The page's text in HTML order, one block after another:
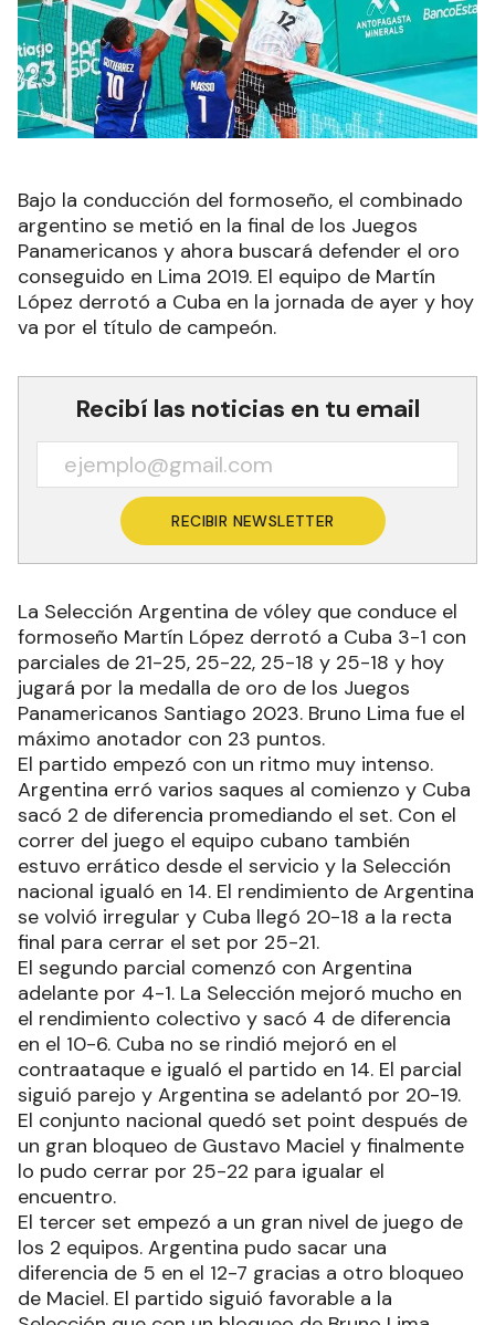
Bajo la conducción del formoseño, el combinado
argentino se metió en la final de los Juegos
Panamericanos y ahora buscará defender el oro
conseguido en Lima 2019. El equipo de Martín
López derrotó a Cuba en la jornada de ayer y hoy
va por el título de campeón.
Recibí las noticias en tu email
RECIBIR NEWSLETTER
La Selección Argentina de vóley que conduce el
formoseño Martín López derrotó a Cuba 3-1 con
parciales de 21-25, 25-22, 25-18 y 25-18 y hoy
jugará por la medalla de oro de los Juegos
Panamericanos Santiago 2023. Bruno Lima fue el
máximo anotador con 23 puntos.
El partido empezó con un ritmo muy intenso.
Argentina erró varios saques al comienzo y Cuba
sacó 2 de diferencia promediando el set. Con el
correr del juego el equipo cubano también
estuvo errático desde el servicio y la Selección
nacional igualó en 14. El rendimiento de Argentina
se volvió irregular y Cuba llegó 20-18 a la recta
final para cerrar el set por 25-21.
El segundo parcial comenzó con Argentina
adelante por 4-1. La Selección mejoró mucho en
el rendimiento colectivo y sacó 4 de diferencia
en el 10-6. Cuba no se rindió mejoró en el
contraataque e igualó el partido en 14. El parcial
siguió parejo y Argentina se adelantó por 20-19.
El conjunto nacional quedó set point después de
un gran bloqueo de Gustavo Maciel y finalmente
lo pudo cerrar por 25-22 para igualar el
encuentro.
El tercer set empezó a un gran nivel de juego de
los 2 equipos. Argentina pudo sacar una
diferencia de 5 en el 12-7 gracias a otro bloqueo
de Maciel. El partido siguió favorable a la